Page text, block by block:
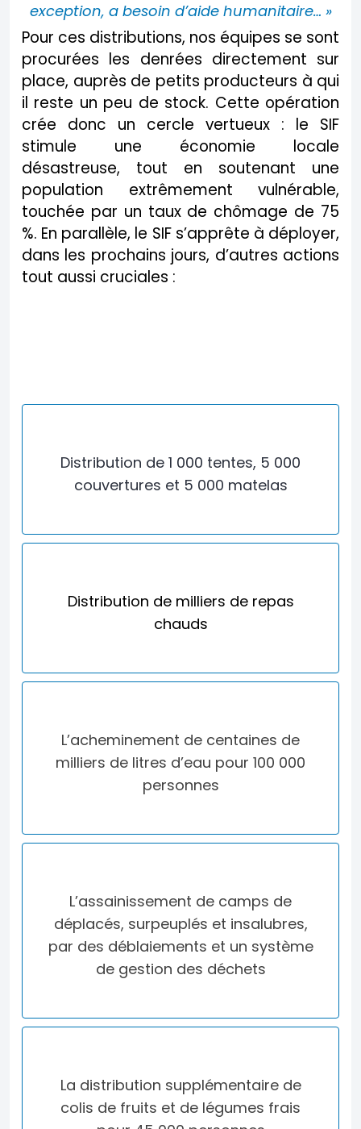
exception, a besoin d’aide humanitaire… »
Pour ces distributions, nos équipes se sont
procurées les denrées directement sur
place, auprès de petits producteurs à qui
il reste un peu de stock. Cette opération
crée donc un cercle vertueux : le SIF
stimule une économie locale
désastreuse, tout en soutenant une
population extrêmement vulnérable,
touchée par un taux de chômage de 75
%. En parallèle, le SIF s’apprête à déployer,
dans les prochains jours, d’autres actions
tout aussi cruciales :
Distribution de 1 000 tentes, 5 000
couvertures et 5 000 matelas
Distribution de milliers de repas
chauds
L’acheminement de centaines de
milliers de litres d’eau pour 100 000
personnes
L’assainissement de camps de
déplacés, surpeuplés et insalubres,
par des déblaiements et un système
de gestion des déchets
La distribution supplémentaire de
colis de fruits et de légumes frais